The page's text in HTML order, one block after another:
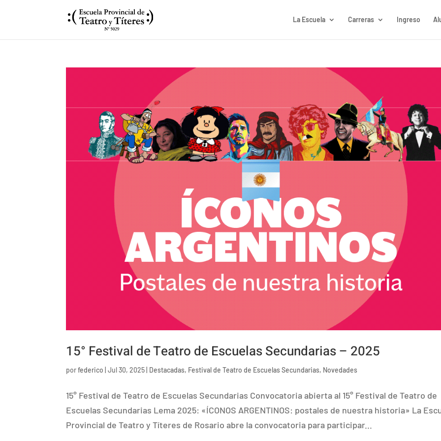
La Escuela Carreras Ingreso
15° Festival de Teatro de Escuelas Secundarias – 2025
porfederico |Jul 30, 2025 Destacadas, Festival de Teatro de Escuelas Secundarias, Novedades
15° Festival de Teatro de Escuelas Secundarias Convocatoria abierta al 15° Festival de Teatro de
Escuelas Secundarias Lema 2025: «ÍCONOS ARGENTINOS: postales de nuestra historia» La
Provincial de Teatro y Títeres de Rosario abre la convocatoria para participar...